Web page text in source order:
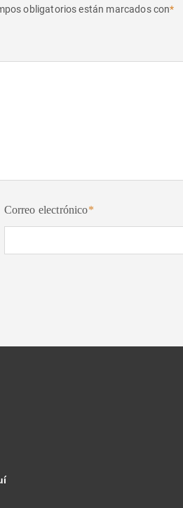
obligatorios están marcados con*
Correo electrónico*